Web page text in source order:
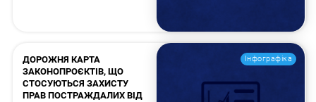
Інфографіка
ДОРОЖНЯ КАРТА
ЗАКОНОПРОЄКТІВ, ЩО
СТОСУЮТЬСЯ ЗАХИСТУ
ПРАВ ПОСТРАЖДАЛИХ ВІД